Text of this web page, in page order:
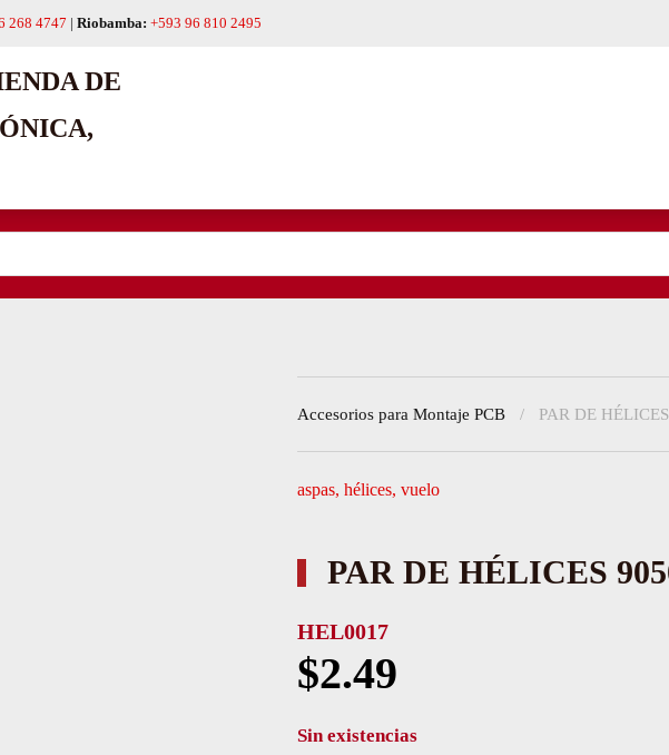
268 4747 | Riobamba: +593 96 810 2495
Accesorios para Montaje PCB PAR DE
aspas, hélices, vuelo
PAR DE HÉLICES
HEL0017
$2.49
Sin existencias